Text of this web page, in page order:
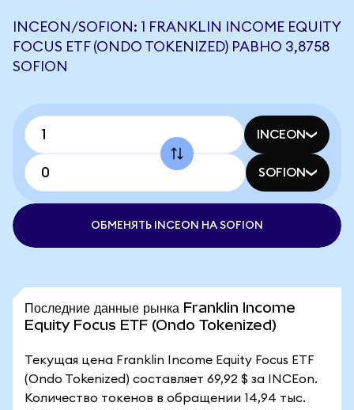
INCEON/SOFION: 1 FRANKLIN INCOME EQUITY
FOCUS ETF (ONDO TOKENIZED) РАВНО 3,8758
SOFION
INCEON
SOFION
ОБМЕНЯТЬ INCEON НА SOFION
Последние данные рынка Franklin Income
Equity Focus ETF (Ondo Tokenized)
Текущая цена Franklin Income Equity Focus ETF
(Ondo Tokenized) составляет 69,92 $ за INCEon.
Количество токенов в обращении 14,94 тыс.